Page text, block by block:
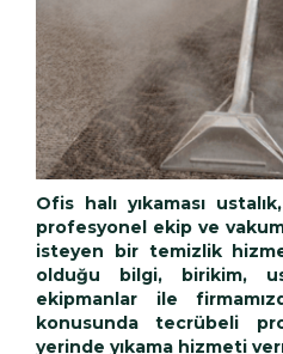
Ofis halı yıkaması
profesyonel ekip ve
isteyen bir temizlik
olduğu bilgi, birikim,
ekipmanlar ile
konusunda tecrübeli
yerinde yıkama hizmeti